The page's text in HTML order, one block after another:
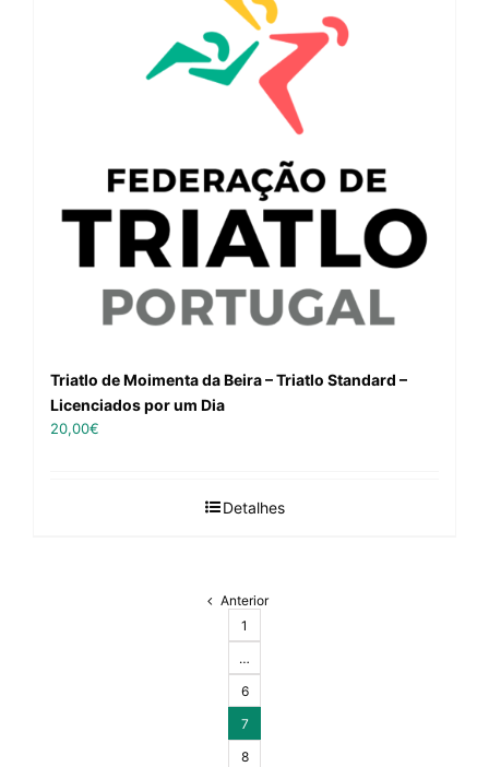
Triatlo de Moimenta da Beira – Triatlo Standard –
Licenciados por um Dia
20,00€
Detalhes
Anterior
1
…
6
7
8